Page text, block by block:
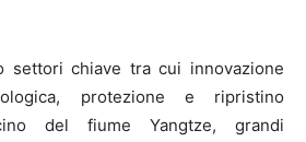
settori chiave tra cui innovazione
protezione e ripristino
del fiume Yangtze, grandi